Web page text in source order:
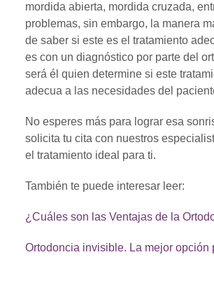
mordida abierta, mordida cruzada,
problemas, sin embargo, la manera
de saber si este es el tratamiento
es con un diagnóstico por parte del
será él quien determine si este
adecua a las necesidades del
No esperes más para lograr esa
solicita tu cita con nuestros
el tratamiento ideal para ti.
También te puede interesar leer:
¿Cuáles son las Ventajas de la
Ortodoncia invisible. La mejor opción